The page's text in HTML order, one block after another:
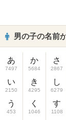
男の子の名前
あ
7497
い
2150
う
453
か
5684
き
4295
く
1046
さ
2867
し
6279
す
1108